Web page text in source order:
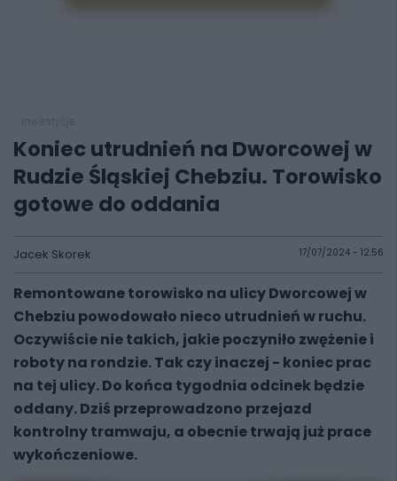
Koniec utrudnień na Dworcowej w
Rudzie Śląskiej Chebziu. Torowisko
gotowe do oddania
Jacek Skorek 17/07/2024 - 12:56
Remontowane torowisko na ulicy Dworcowej w
Chebziu powodowało nieco utrudnień w ruchu.
Oczywiście nie takich, jakie poczyniło zwężenie i
roboty na rondzie. Tak czy inaczej - koniec prac
na tej ulicy. Do końca tygodnia odcinek będzie
oddany. Dziś przeprowadzono przejazd
kontrolny tramwaju, a obecnie trwają już prace
wykończeniowe.